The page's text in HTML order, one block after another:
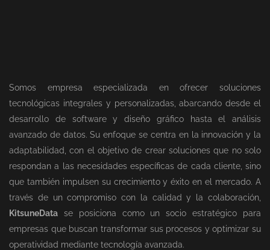
Somos empresa especializada en ofrecer soluciones
tecnológicas integrales y personalizadas, abarcando desde el
desarrollo de software y diseño gráfico hasta el análisis
avanzado de datos. Su enfoque se centra en la innovación y la
adaptabilidad, con el objetivo de crear soluciones que no solo
respondan a las necesidades específicas de cada cliente, sino
que también impulsen su crecimiento y éxito en el mercado. A
través de un compromiso con la calidad y la colaboración,
KitsuneData se posiciona como un socio estratégico para
empresas que buscan transformar sus procesos y optimizar su
operatividad mediante tecnología avanzada.